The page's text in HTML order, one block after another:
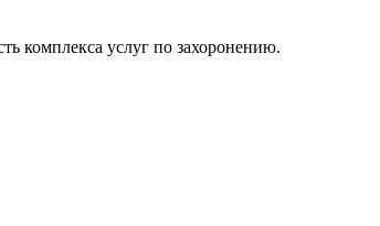
комплекса услуг по захоронению.